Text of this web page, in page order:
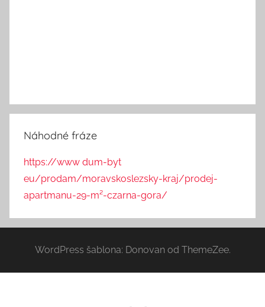
Náhodné fráze
https://www dum-byt
eu/prodam/moravskoslezsky-kraj/prodej-
apartmanu-29-m²-czarna-gora/
WordPress šablona: Donovan od ThemeZee.